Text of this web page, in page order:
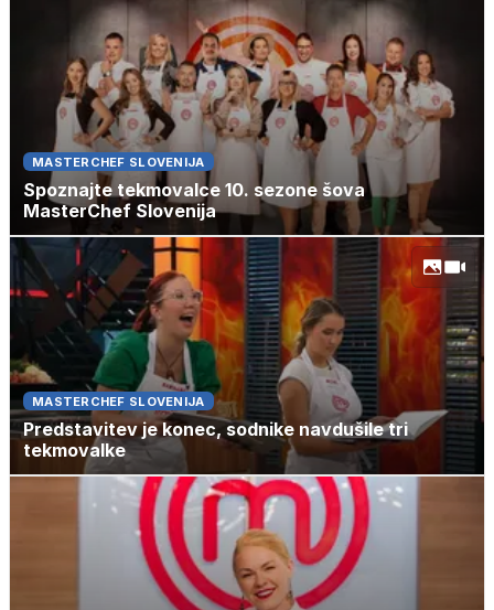
MASTERCHEF SLOVENIJA
Spoznajte tekmovalce 10. sezone šova
MasterChef Slovenija
MASTERCHEF SLOVENIJA
Predstavitev je konec, sodnike navdušile tri
tekmovalke